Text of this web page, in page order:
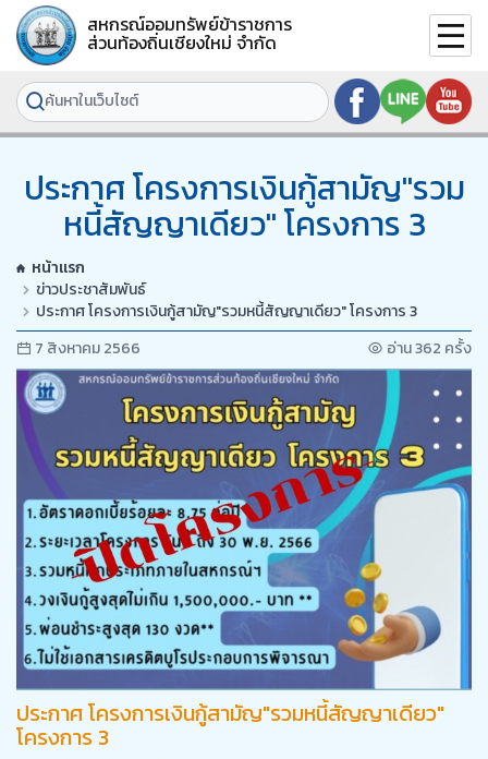
สหกรณ์ออมทรัพย์ข้าราชการ
ส่วนท้องถิ่นเชียงใหม่ จำกัด
ประกาศ โครงการเงินกู้สามัญ"รวม
หนี้สัญญาเดียว" โครงการ 3
หน้าแรก
ข่าวประชาสัมพันธ์
ประกาศ โครงการเงินกู้สามัญ"รวมหนี้สัญญาเดียว" โครงการ 3
7 สิงหาคม 2566
อ่าน 362 ครั้ง
ประกาศ โครงการเงินกู้สามัญ"รวมหนี้สัญญาเดียว"
โครงการ 3